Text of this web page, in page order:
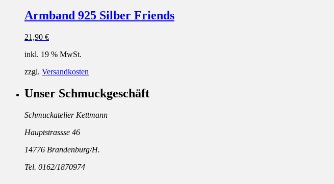
Armband 925 Silber Friends
21,90 €
inkl. 19 % MwSt.
zzgl. Versandkosten
Unser Schmuckgeschäft
Schmuckatelier Kettmann
Hauptstrassse 46
14776 Brandenburg/H.
Tel. 0162/1870974